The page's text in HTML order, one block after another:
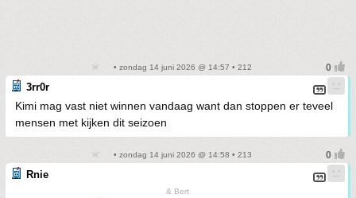
• zondag 14 juni 2026 @ 14:57 • 212
3rr0r
Kimi mag vast niet winnen vandaag want dan stoppen er teveel
mensen met kijken dit seizoen
• zondag 14 juni 2026 @ 14:58 • 213
Rnie
& Bert